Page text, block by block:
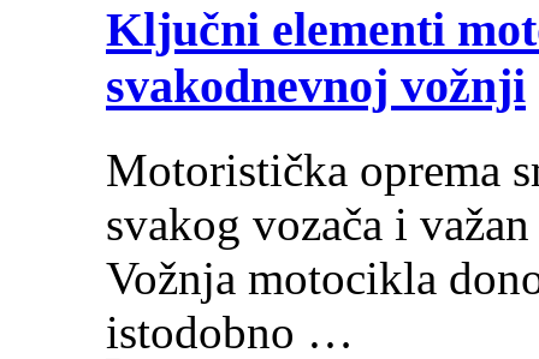
Ključni elementi
svakodnevnoj vožnji
Motoristička oprema
svakog vozača i
Vožnja motocikla
istodobno …